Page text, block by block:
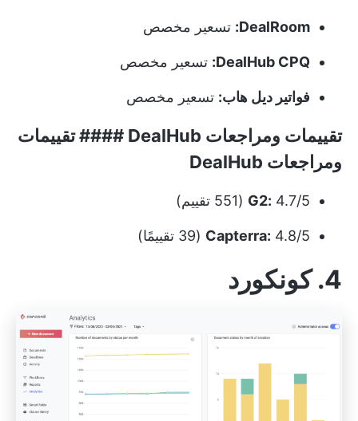
DealRoom: تسعير مخصص
DealHub CPQ: تسعير مخصص
فواتير ديل هاب: تسعير مخصص
تقييمات ومراجعات DealHub #### تقييمات
ومراجعات DealHub
G2: 4.7/5 (551 تقييم)
Capterra: 4.8/5 (39 تقييمًا)
4. كونكورد